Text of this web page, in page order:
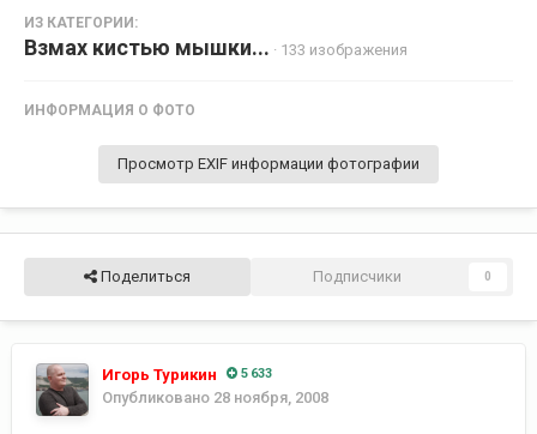
ИЗ КАТЕГОРИИ:
Взмах кистью мышки... · 133 изображения
ИНФОРМАЦИЯ О ФОТО
Просмотр EXIF информации фотографии
Поделиться Подписчики 0
Игорь Турикин 5 633
Опубликовано 28 ноября, 2008